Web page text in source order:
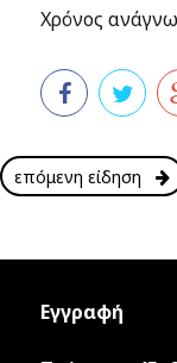
Χρόνος
επόμενη είδηση
Εγγραφή